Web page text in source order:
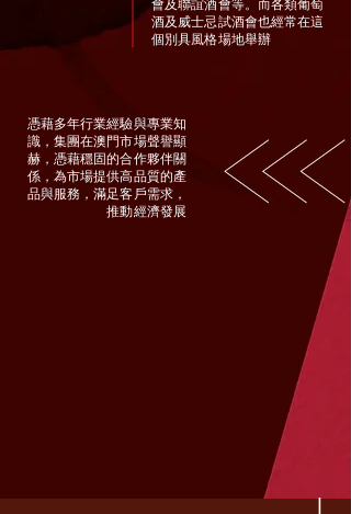
會及聯誼酒會等。而各類葡萄
酒及威士忌試酒會也經常在這
個別具風格場地舉辦
憑藉多年行業經驗與專業知
識，集團在澳門市場聲譽顯
赫，憑藉穩固的合作夥伴關
係，為市場提供高品質的產
品與服務，滿足客戶需求，
推動經濟發展